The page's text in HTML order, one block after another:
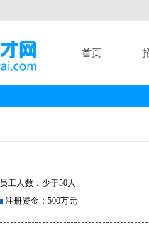
首页
员工人数：少于50人
注册资金：500万元